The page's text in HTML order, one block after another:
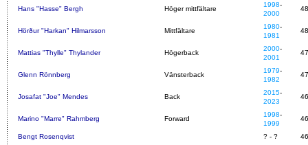
Hans "Hasse" Bergh Höger mittfältare
1998-
2000
48
Hörður "Harkan" Hilmarsson Mittfältare
1980-
1981
48
Mattias "Thylle" Thylander Högerback
2000-
2001
47
Glenn Rönnberg Vänsterback
1979-
1982
47
Josafat "Joe" Mendes Back
2015-
2023
46
Marino "Marre" Rahmberg Forward
1998-
1999
46
Bengt Rosenqvist ? - ? 46